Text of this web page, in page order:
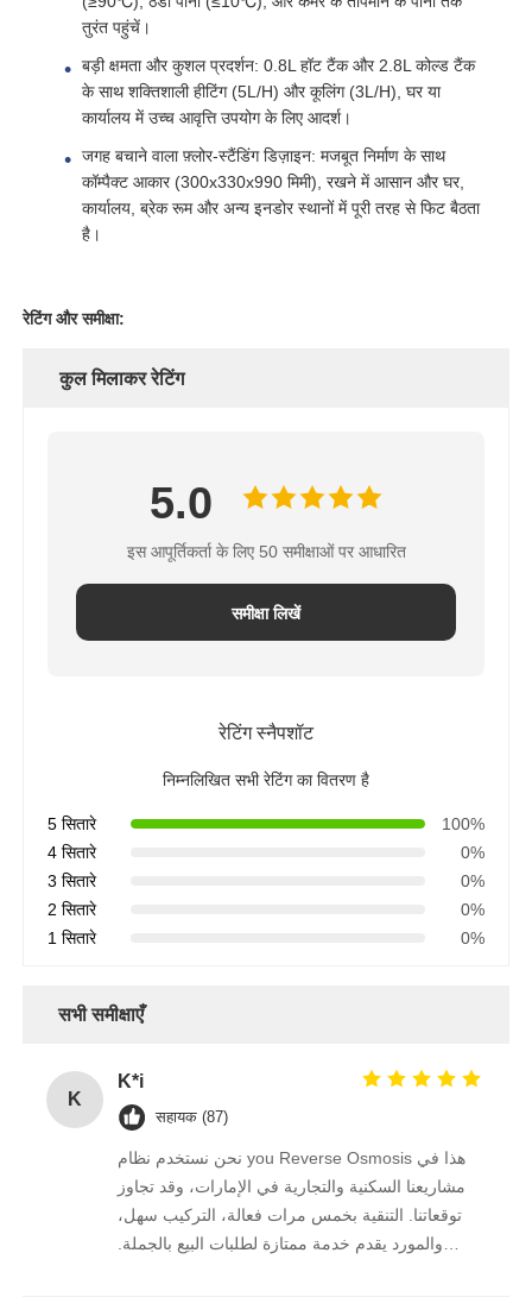
जल फिल्टर आवास
आवासीय आरओ झिल्ली
वाटर फ़िल्टर कनेक्शन फिटिंग
आरओ झिल्ली आवास
एफआरपी दबाव पोत
फ़िल्टर नियंत्रण वाल्व
सोलेनोइड वाल्व
आरओ ब्रैकेट
तुरंत पहुंचें।
बड़ी क्षमता और कुशल प्रदर्शन: 0.8L हॉट टैंक और 2.8L कोल्ड टैंक
के साथ शक्तिशाली हीटिंग (5L/H) और कूलिंग (3L/H), घर या
कार्यालय में उच्च आवृत्ति उपयोग के लिए आदर्श।
जगह बचाने वाला फ़्लोर-स्टैंडिंग डिज़ाइन: मजबूत निर्माण के साथ
कॉम्पैक्ट आकार (300x330x990 मिमी), रखने में आसान और घर,
कार्यालय, ब्रेक रूम और अन्य इनडोर स्थानों में पूरी तरह से फिट बैठता
है।
रेटिंग और समीक्षा:
कुल मिलाकर रेटिंग
5.0
इस आपूर्तिकर्ता के लिए 50 समीक्षाओं पर आधारित
समीक्षा लिखें
रेटिंग स्नैपशॉट
निम्नलिखित सभी रेटिंग का वितरण है
5 सितारे
100%
4 सितारे
0%
3 सितारे
0%
2 सितारे
0%
1 सितारे
0%
सभी समीक्षाएँ
K
K*i
सहायक (87)
نحن نستخدم نظام you Reverse Osmosis هذا في
مشاريعنا السكنية والتجارية في الإمارات، وقد تجاوز
توقعاتنا. التنقية بخمس مرات فعالة، التركيب سهل،
والمورد يقدم خدمة ممتازة لطلبات البيع بالجملة.